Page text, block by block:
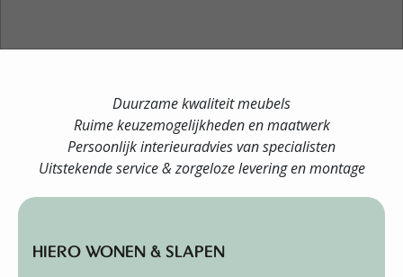
Duurzame kwaliteit meubels
Ruime keuzemogelijkheden en maatwerk
Persoonlijk interieuradvies van specialisten
Uitstekende service & zorgeloze levering en montage
HIERO WONEN & SLAPEN